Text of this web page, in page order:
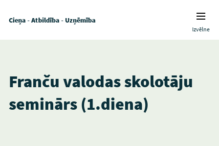
Cieņa - Atbildība - Uzņēmība
Izvēlne
Franču valodas skolotāju
seminārs (1.diena)